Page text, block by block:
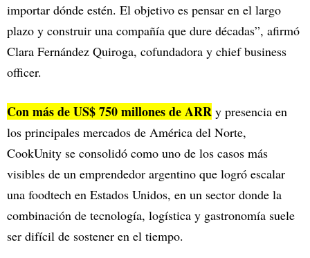
importar dónde estén. El objetivo es pensar en el largo
plazo y construir una compañía que dure décadas”, afirmó
Clara Fernández Quiroga, cofundadora y chief business
officer.
Con más de US$ 750 millones de ARR y presencia en
los principales mercados de América del Norte,
CookUnity se consolidó como uno de los casos más
visibles de un emprendedor argentino que logró escalar
una foodtech en Estados Unidos, en un sector donde la
combinación de tecnología, logística y gastronomía suele
ser difícil de sostener en el tiempo.